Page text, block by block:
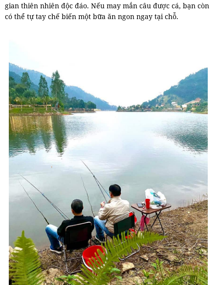
gian thiên nhiên độc đáo. Nếu may mắn câu được cá, bạn còn
có thể tự tay chế biến một bữa ăn ngon ngay tại chỗ.